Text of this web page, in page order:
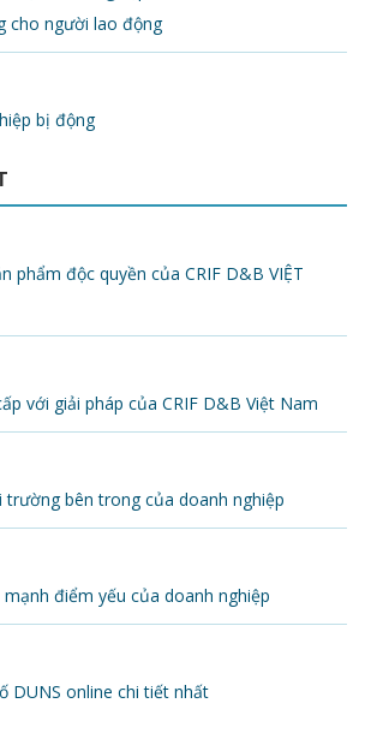
cho người lao động
bị động
phẩm độc quyền của CRIF D&B VIỆT
với giải pháp của CRIF D&B Việt Nam
trường bên trong của doanh nghiệp
điểm yếu của doanh nghiệp
DUNS online chi tiết nhất